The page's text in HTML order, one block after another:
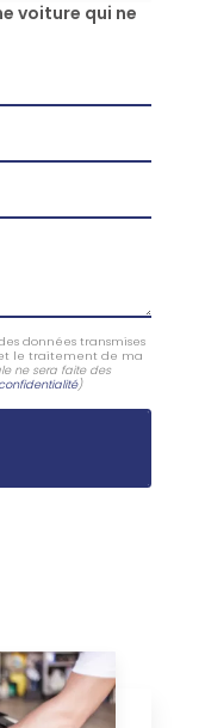
voiture qui ne
données transmises
le traitement de ma
ne sera faite des
)